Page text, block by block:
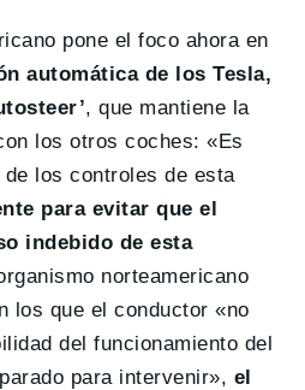
pone el foco ahora en
automática de los Tesla,
, que mantiene la
los otros coches: «Es
los controles de esta
para evitar que el
indebido de esta
norteamericano
los que el conductor «no
del funcionamiento del
para intervenir», el